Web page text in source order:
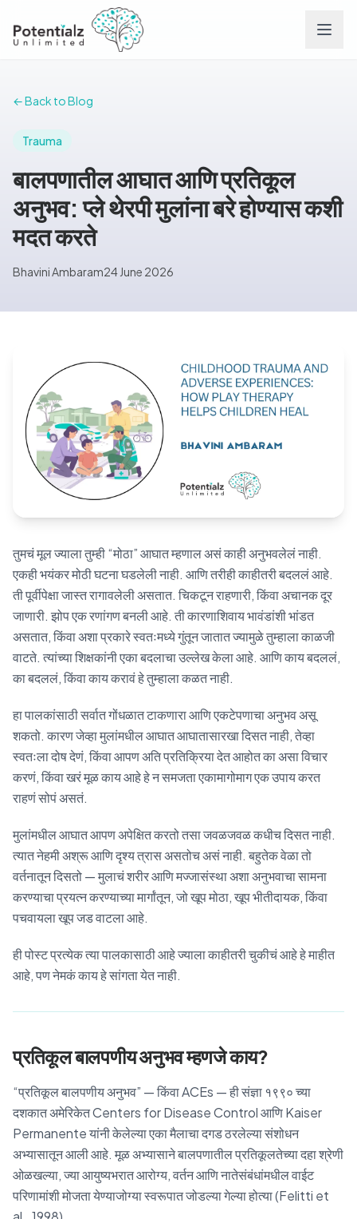
Careers
Blog
Book Appointment
← Back to Blog
Trauma
बालपणातील आघात आणि प्रतिकूल
अनुभव: प्ले थेरपी मुलांना बरे होण्यास कशी
मदत करते
Bhavini Ambaram24 June 2026
तुमचं मूल ज्याला तुम्ही “मोठा” आघात म्हणाल असं काही अनुभवलेलं नाही.
एकही भयंकर मोठी घटना घडलेली नाही. आणि तरीही काहीतरी बदललं आहे.
ती पूर्वीपेक्षा जास्त रागावलेली असतात. चिकटून राहणारी, किंवा अचानक दूर
जाणारी. झोप एक रणांगण बनली आहे. ती कारणाशिवाय भावंडांशी भांडत
असतात, किंवा अशा प्रकारे स्वतःमध्ये गुंतून जातात ज्यामुळे तुम्हाला काळजी
वाटते. त्यांच्या शिक्षकांनी एका बदलाचा उल्लेख केला आहे. आणि काय बदललं,
का बदललं, किंवा काय करावं हे तुम्हाला कळत नाही.
हा पालकांसाठी सर्वात गोंधळात टाकणारा आणि एकटेपणाचा अनुभव असू
शकतो. कारण जेव्हा मुलांमधील आघात आघातासारखा दिसत नाही, तेव्हा
स्वतःला दोष देणं, किंवा आपण अति प्रतिक्रिया देत आहोत का असा विचार
करणं, किंवा खरं मूळ काय आहे हे न समजता एकामागोमाग एक उपाय करत
राहणं सोपं असतं.
मुलांमधील आघात आपण अपेक्षित करतो तसा जवळजवळ कधीच दिसत नाही.
त्यात नेहमी अश्रू आणि दृश्य त्रास असतोच असं नाही. बहुतेक वेळा तो
वर्तनातून दिसतो — मुलाचं शरीर आणि मज्जासंस्था अशा अनुभवाचा सामना
करण्याचा प्रयत्न करण्याच्या मार्गांतून, जो खूप मोठा, खूप भीतीदायक, किंवा
पचवायला खूप जड वाटला आहे.
ही पोस्ट प्रत्येक त्या पालकासाठी आहे ज्याला काहीतरी चुकीचं आहे हे माहीत
आहे, पण नेमकं काय हे सांगता येत नाही.
प्रतिकूल बालपणीय अनुभव म्हणजे काय?
“प्रतिकूल बालपणीय अनुभव” — किंवा ACEs — ही संज्ञा १९९० च्या
दशकात अमेरिकेत Centers for Disease Control आणि Kaiser
Permanente यांनी केलेल्या एका मैलाचा दगड ठरलेल्या संशोधन
अभ्यासातून आली आहे. मूळ अभ्यासाने बालपणातील प्रतिकूलतेच्या दहा श्रेणी
ओळखल्या, ज्या आयुष्यभरात आरोग्य, वर्तन आणि नातेसंबंधांमधील वाईट
परिणामांशी मोजता येण्याजोग्या स्वरूपात जोडल्या गेल्या होत्या (Felitti et